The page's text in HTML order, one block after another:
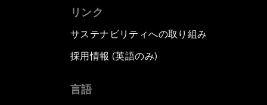
リンク
サステナビリティへの取り組み
採用情報 (英語のみ)
言語